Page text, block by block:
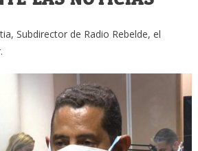
Subdirector de Radio Rebelde, el